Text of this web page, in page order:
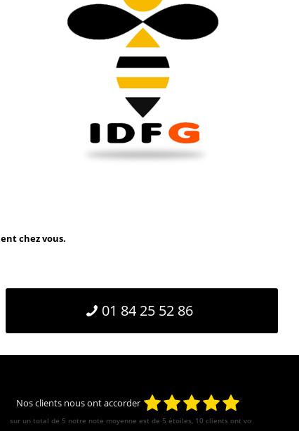
chez vous.
01 84 25 52 86
Nos clients nous ont accorder
sur un total de 5 notre note moyenne est de 5 étoiles, 10 clients ont votés